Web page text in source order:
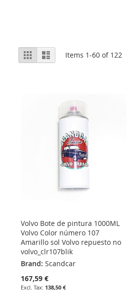
View
as
Grid List Items 1-60 of 122
Volvo Bote de pintura 1000ML
Volvo Color número 107
Amarillo sol Volvo repuesto no
volvo_clr107blik
Brand: Scandcar
167,59 €
138,50 €